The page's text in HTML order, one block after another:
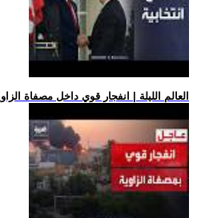
.. العالم الليلة | انفجار قوي داخل مصفاة